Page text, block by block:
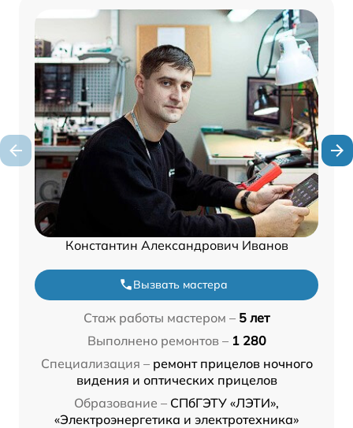
Константин Александрович Иванов
Вызвать мастера
Стаж работы мастером – 5 лет
Выполнено ремонтов – 1 280
Специализация – ремонт прицелов ночного
видения и оптических прицелов
Образование – СПбГЭТУ «ЛЭТИ»,
«Электроэнергетика и электротехника»